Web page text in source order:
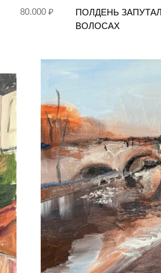
80.000 ₽
ПОЛДЕНЬ
ВОЛОСАХ